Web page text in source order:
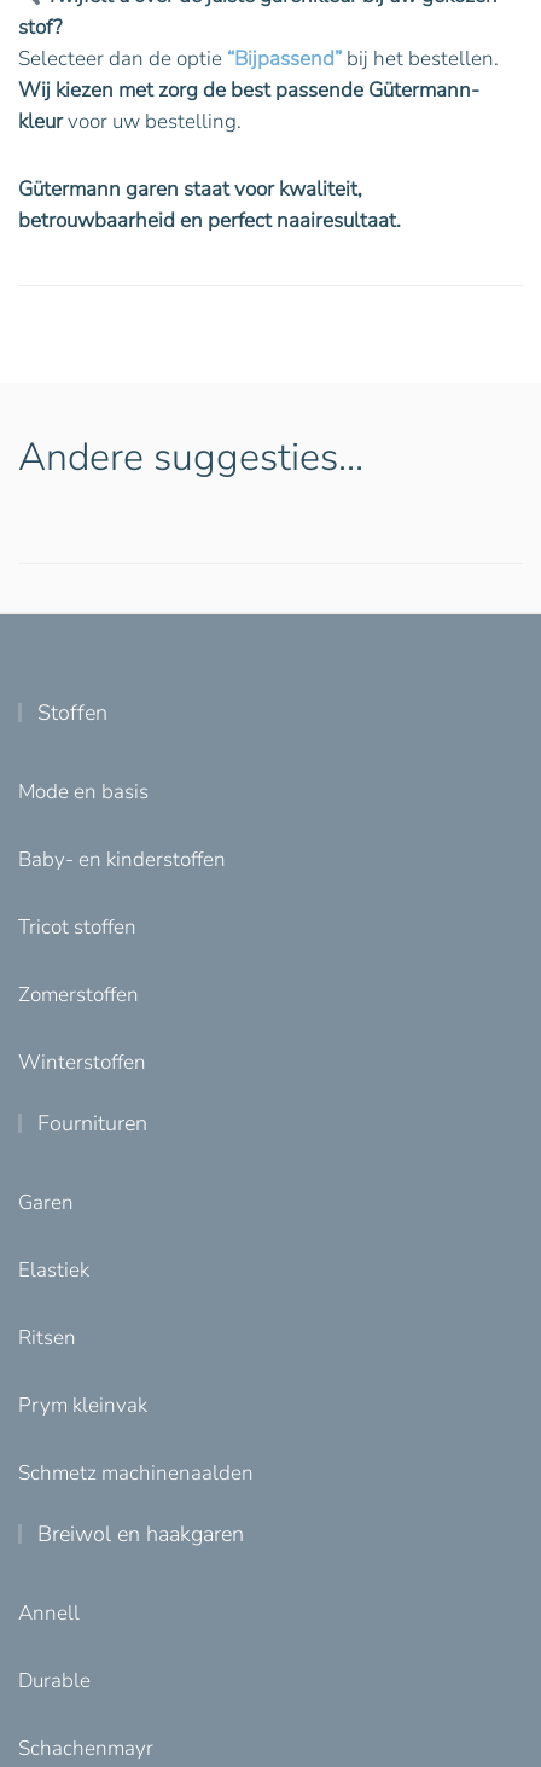
stof?
Selecteer dan de optie “Bijpassend” bij het bestellen.
Wij kiezen met zorg de best passende Gütermann-
kleurvoor uw bestelling.
Gütermann garen staat voor kwaliteit,
betrouwbaarheid en perfect naairesultaat.
Andere suggesties…
Stoffen
Mode en basis
Baby- en kinderstoffen
Tricot stoffen
Zomerstoffen
Winterstoffen
Fournituren
Garen
Elastiek
Ritsen
Prym kleinvak
Schmetz machinenaalden
Breiwol en haakgaren
Annell
Durable
Schachenmayr